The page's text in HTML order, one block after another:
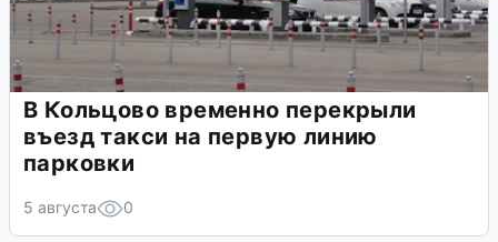
В Кольцово временно перекрыли
въезд такси на первую линию
парковки
5 августа 0